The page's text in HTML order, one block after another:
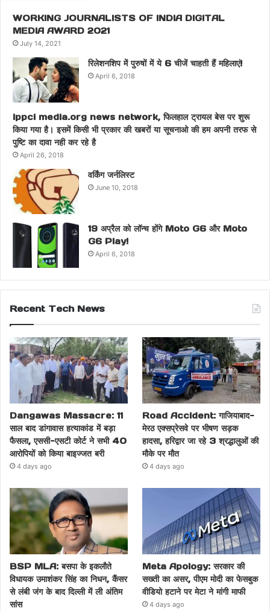
WORKING JOURNALISTS OF INDIA DIGITAL
MEDIA AWARD 2021
July 14, 2021
रिलेशनशिप में पुरुषों में ये 6 चीजें चाहती हैं महिलाएं!
April 6, 2018
ippci media.org news network, फिलहाल ट्रायल बेस पर शुरू
किया गया है। इसमें किसी भी प्रकार की खबरों या सूचनाओ की हम अपनी तरफ से
पुष्टि का दावा नही कर रहे है
April 26, 2018
वर्किंग जर्नलिस्ट
June 10, 2018
19 अप्रैल को लॉन्च होंगे Moto G6 और Moto
G6 Play!
April 6, 2018
Recent Tech News
Dangawas Massacre: 11
साल बाद डांगावास हत्याकांड में बड़ा
फैसला, एससी-एसटी कोर्ट ने सभी 40
आरोपियों को किया बाइज्जत बरी
4 days ago
Road Accident: गाजियाबाद-
मेरठ एक्सप्रेसवे पर भीषण सड़क
हादसा, हरिद्वार जा रहे 3 श्रद्धालुओं की
मौके पर मौत
4 days ago
BSP MLA: बसपा के इकलौते
विधायक उमाशंकर सिंह का निधन, कैंसर
से लंबी जंग के बाद दिल्ली में ली अंतिम
सांस
Meta Apology: सरकार की
सख्ती का असर, पीएम मोदी का फेसबुक
वीडियो हटाने पर मेटा ने मांगी माफी
4 days ago